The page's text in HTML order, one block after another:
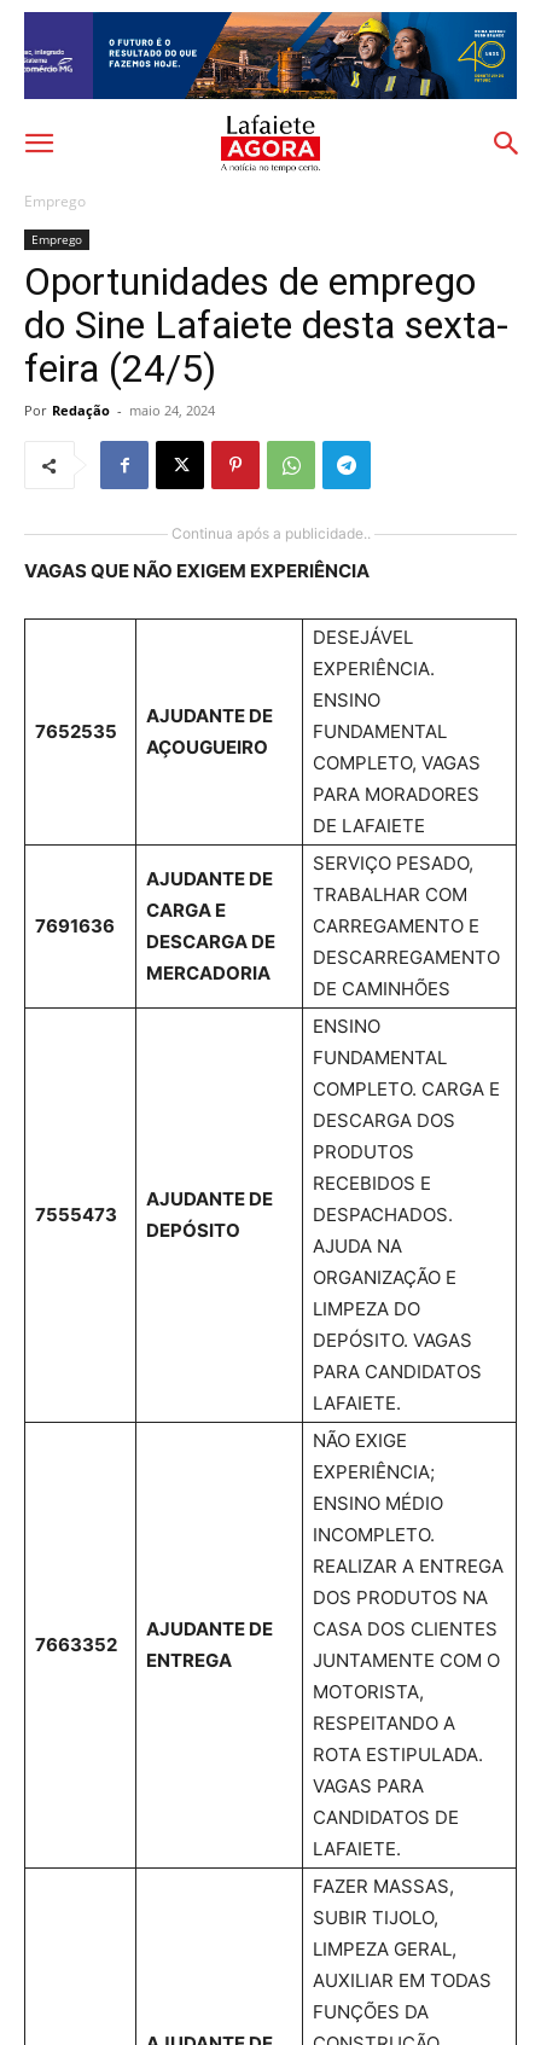
Emprego
Emprego
Oportunidades de emprego
do Sine Lafaiete desta sexta-
feira (24/5)
Por Redação - maio 24, 2024
Continua após a publicidade..
VAGAS QUE NÃO EXIGEM EXPERIÊNCIA
7652535
AJUDANTE DE
AÇOUGUEIRO
DESEJÁVEL
EXPERIÊNCIA.
ENSINO
FUNDAMENTAL
COMPLETO, VAGAS
PARA MORADORES
DE LAFAIETE
7691636
AJUDANTE DE
CARGA E
DESCARGA DE
MERCADORIA
SERVIÇO PESADO,
TRABALHAR COM
CARREGAMENTO E
DESCARREGAMENTO
DE CAMINHÕES
7555473
AJUDANTE DE
DEPÓSITO
ENSINO
FUNDAMENTAL
COMPLETO. CARGA E
DESCARGA DOS
PRODUTOS
RECEBIDOS E
DESPACHADOS.
AJUDA NA
ORGANIZAÇÃO E
LIMPEZA DO
DEPÓSITO. VAGAS
PARA CANDIDATOS
LAFAIETE.
7663352
AJUDANTE DE
ENTREGA
NÃO EXIGE
EXPERIÊNCIA;
ENSINO MÉDIO
INCOMPLETO.
REALIZAR A ENTREGA
DOS PRODUTOS NA
CASA DOS CLIENTES
JUNTAMENTE COM O
MOTORISTA,
RESPEITANDO A
ROTA ESTIPULADA.
VAGAS PARA
CANDIDATOS DE
LAFAIETE.
FAZER MASSAS,
SUBIR TIJOLO,
LIMPEZA GERAL,
AUXILIAR EM TODAS
FUNÇÕES DA